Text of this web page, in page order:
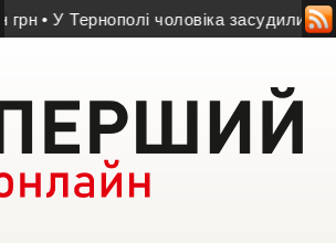
• У Тернополі чоловіка засудили за